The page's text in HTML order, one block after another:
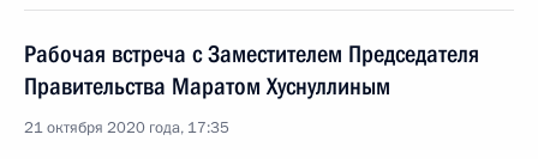
Рабочая встреча с Заместителем Председателя
Правительства Маратом Хуснуллиным
21 октября 2020 года, 17:35